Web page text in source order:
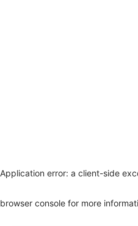
Application error: a client-side
browser console for more